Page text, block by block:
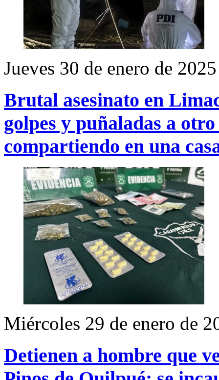
Jueves 30 de enero de 2025
Brutal asesinato en
golpes y puñaladas a
compartiendo en una
Miércoles 29 de enero de
Detienen a hombre que